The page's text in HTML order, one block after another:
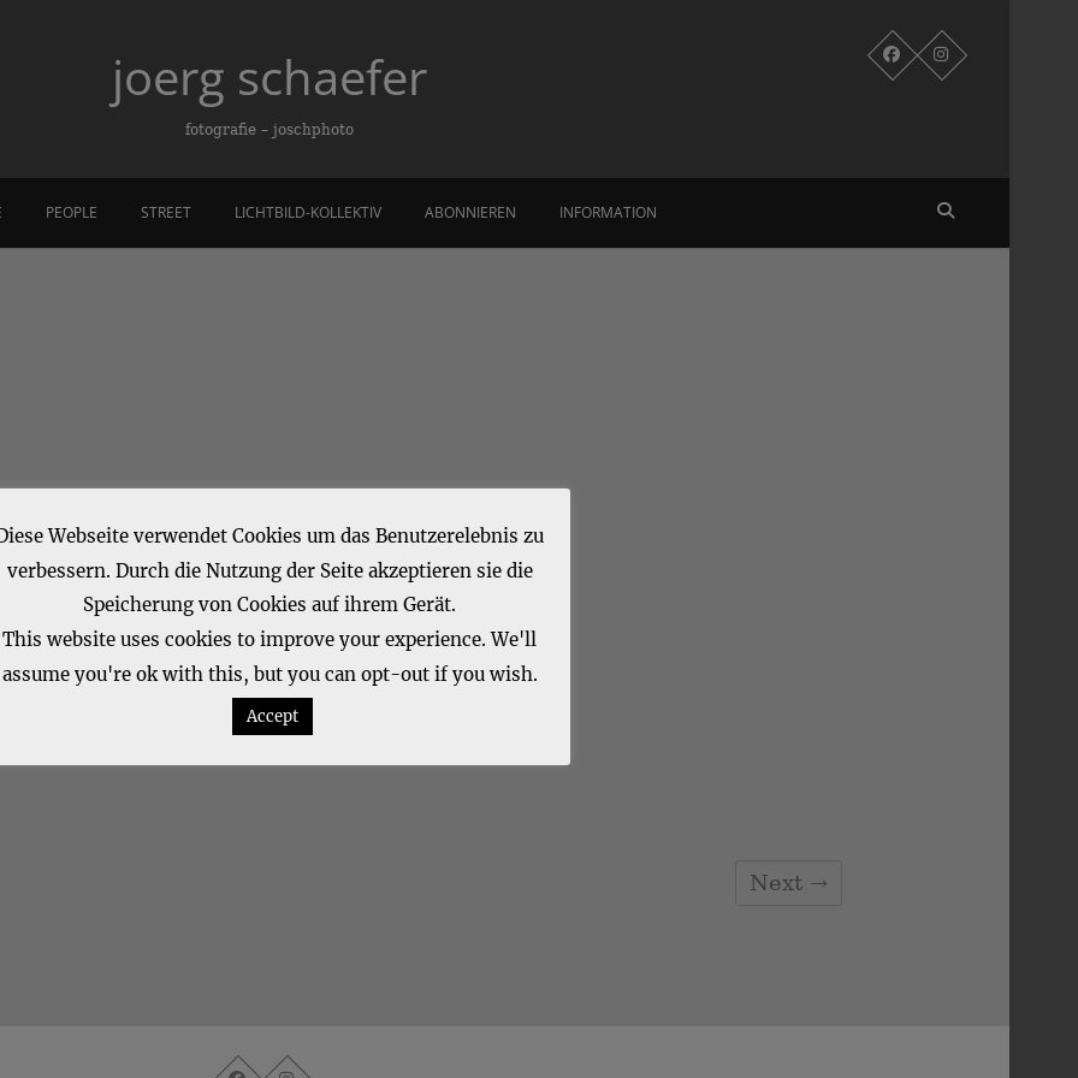
joerg schaefer
fotografie – joschphoto
PEOPLE STREET LICHTBILD-KOLLEKTIV ABONNIEREN INFORMATION
Next →
Webseite verwendet Cookies um das Benutzerelebnis zu
verbessern. Durch die Nutzung der Seite akzeptieren sie die
Speicherung von Cookies auf ihrem Gerät.
This website uses cookies to improve your experience. We'll
assume you're ok with this, but you can opt-out if you wish.
Accept